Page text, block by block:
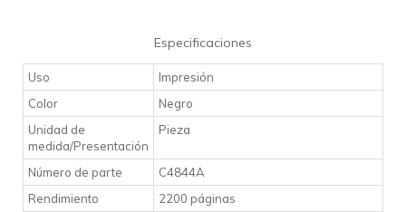
Especificaciones
Uso
Impresión
Color
Negro
Unidad de
medida/Presentación
Pieza
Número de parte
C4844A
Rendimiento
2200 páginas